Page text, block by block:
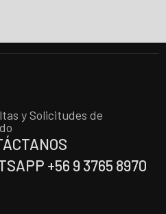
y Solicitudes de
+56 9 3765 8970